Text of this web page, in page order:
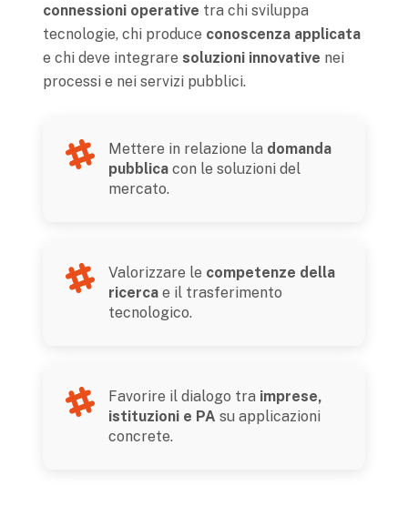
connessioni operative tra chi sviluppa
tecnologie, chi produce conoscenza applicata
e chi deve integrare soluzioni innovative nei
processi e nei servizi pubblici.
Mettere in relazione la domanda
pubblica con le soluzioni del
mercato.
Valorizzare le competenze della
ricerca e il trasferimento
tecnologico.
Favorire il dialogo tra imprese,
istituzioni e PA su applicazioni
concrete.